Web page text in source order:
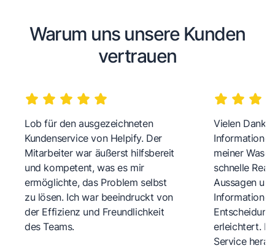
Warum uns unsere Kunden
vertrauen
Lob für den ausgezeichneten
Kundenservice von Helpify. Der
Mitarbeiter war äußerst hilfsbereit
und kompetent, was es mir
ermöglichte, das Problem selbst
zu lösen. Ich war beeindruckt von
der Effizienz und Freundlichkeit
des Teams.
Vielen Dank
meiner
schnelle
Aussagen
erleichtert.
Service